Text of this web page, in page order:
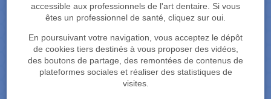
accessible aux professionnels de l'art dentaire. Si vous
êtes un professionnel de santé, cliquez sur oui.
En poursuivant votre navigation, vous acceptez le dépôt
de cookies tiers destinés à vous proposer des vidéos,
des boutons de partage, des remontées de contenus de
plateformes sociales et réaliser des statistiques de
visites.